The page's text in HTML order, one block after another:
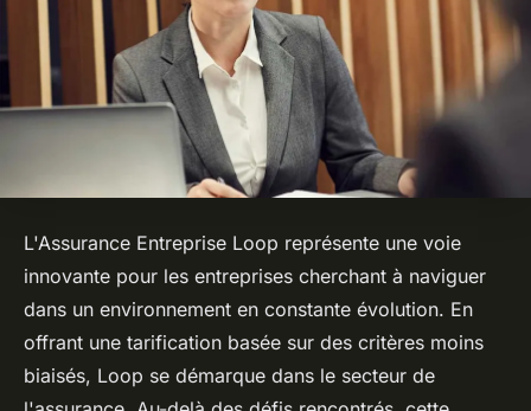
L'Assurance Entreprise Loop représente une voie
innovante pour les entreprises cherchant à naviguer
dans un environnement en constante évolution. En
offrant une tarification basée sur des critères moins
biaisés, Loop se démarque dans le secteur de